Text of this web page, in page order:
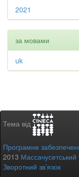
2021
за мовами
uk
Тема від
Програмне
2013 Массачусетський
Зворотний зв’язок